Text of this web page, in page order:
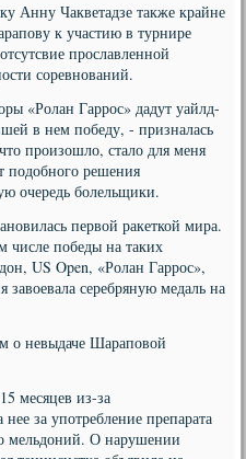
Анну Чакветадзе также крайне
к участию в турнире
прославленной
соревнований.
«Ролан Гаррос» дадут уайлд-
в нем победу, - призналась
произошло, стало для меня
подобного решения
очередь болельщики.
первой ракеткой мира.
числе победы на таких
US Open, «Ролан Гаррос»,
серебряную медаль на
о невыдаче Шараповой
месяцев из-за
за употребление препарата
мельдоний. О нарушении